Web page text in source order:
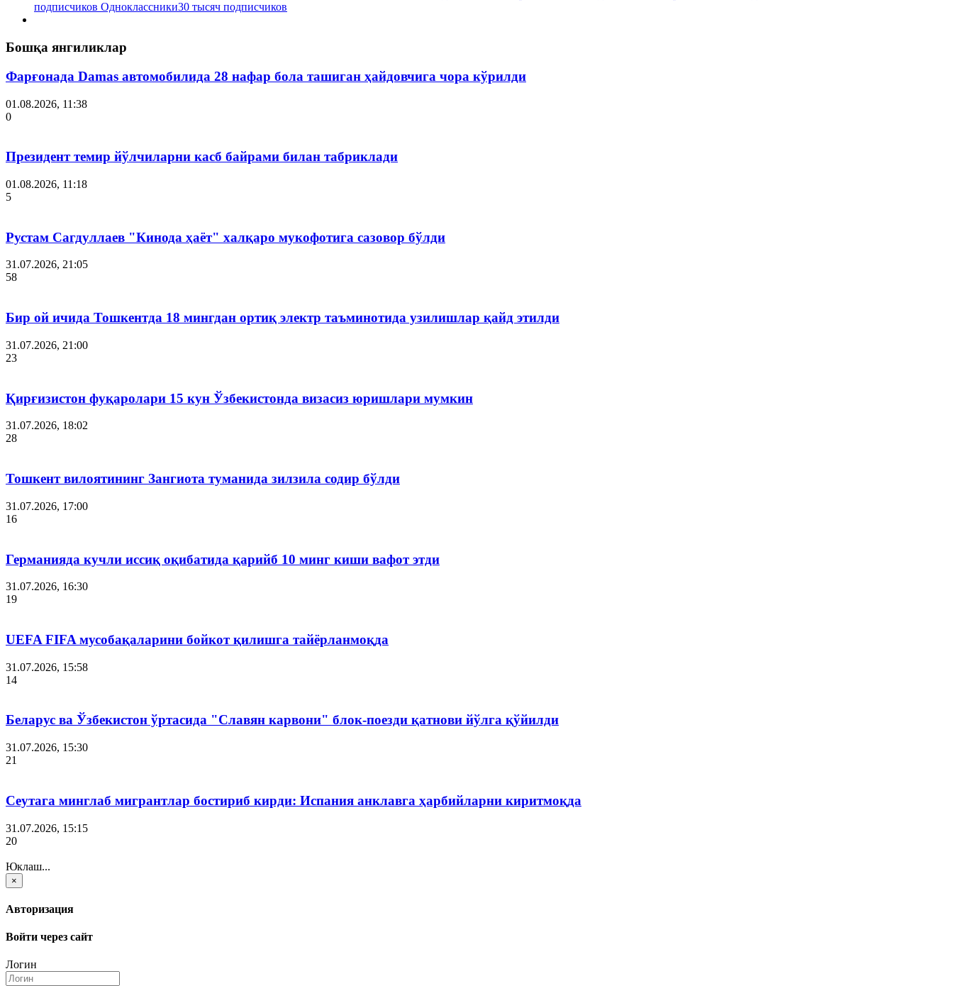
подписчиков Одноклассники30 тысяч подписчиков
Бошқа янгиликлар
Фарғонада Damas автомобилида 28 нафар бола ташиган ҳайдовчига чора кўрилди
01.08.2026, 11:38
0
Президент темир йўлчиларни касб байрами билан табриклади
01.08.2026, 11:18
5
Рустам Сагдуллаев "Кинода ҳаёт" халқаро мукофотига сазовор бўлди
31.07.2026, 21:05
58
Бир ой ичида Тошкентда 18 мингдан ортиқ электр таъминотида узилишлар қайд этилди
31.07.2026, 21:00
23
Қирғизистон фуқаролари 15 кун Ўзбекистонда визасиз юришлари мумкин
31.07.2026, 18:02
28
Тошкент вилоятининг Зангиота туманида зилзила содир бўлди
31.07.2026, 17:00
16
Германияда кучли иссиқ оқибатида қарийб 10 минг киши вафот этди
31.07.2026, 16:30
19
UEFA FIFA мусобақаларини бойкот қилишга тайёрланмоқда
31.07.2026, 15:58
14
Беларус ва Ўзбекистон ўртасида "Славян карвони" блок-поезди қатнови йўлга қўйилди
31.07.2026, 15:30
21
Сеутага минглаб мигрантлар бостириб кирди: Испания анклавга ҳарбийларни киритмоқда
31.07.2026, 15:15
20
Юклаш...
×
Авторизация
Войти через сайт
Логин